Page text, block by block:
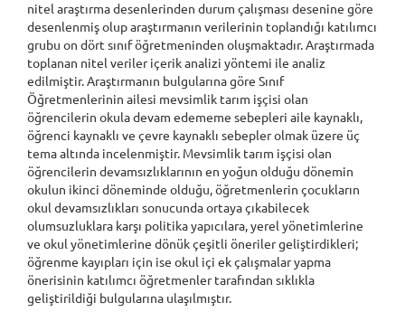
nitel araştırma desenlerinden durum çalışması desenine göre
desenlenmiş olup araştırmanın verilerinin toplandığı katılımcı
grubu on dört sınıf öğretmeninden oluşmaktadır. Araştırmada
toplanan nitel veriler içerik analizi yöntemi ile analiz
edilmiştir. Araştırmanın bulgularına göre Sınıf
Öğretmenlerinin ailesi mevsimlik tarım işçisi olan
öğrencilerin okula devam edememe sebepleri aile kaynaklı,
öğrenci kaynaklı ve çevre kaynaklı sebepler olmak üzere üç
tema altında incelenmiştir. Mevsimlik tarım işçisi olan
öğrencilerin devamsızlıklarının en yoğun olduğu dönemin
okulun ikinci döneminde olduğu, öğretmenlerin çocukların
okul devamsızlıkları sonucunda ortaya çıkabilecek
olumsuzluklara karşı politika yapıcılara, yerel yönetimlerine
ve okul yönetimlerine dönük çeşitli öneriler geliştirdikleri;
öğrenme kayıpları için ise okul içi ek çalışmalar yapma
önerisinin katılımcı öğretmenler tarafından sıklıkla
geliştirildiği bulgularına ulaşılmıştır.